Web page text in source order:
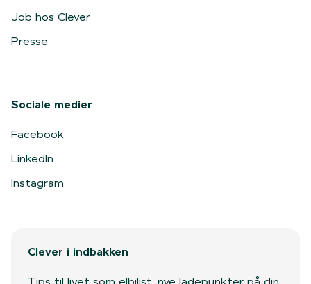
Job hos Clever
Presse
Sociale medier
Facebook
LinkedIn
Instagram
Clever i indbakken